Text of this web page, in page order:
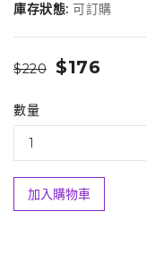
庫存狀態: 可訂購
$220 $176
數量
加入購物車